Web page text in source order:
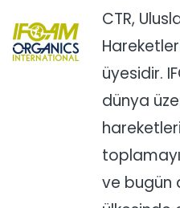
CTR,
üyesidir.
dünya
ve bugün